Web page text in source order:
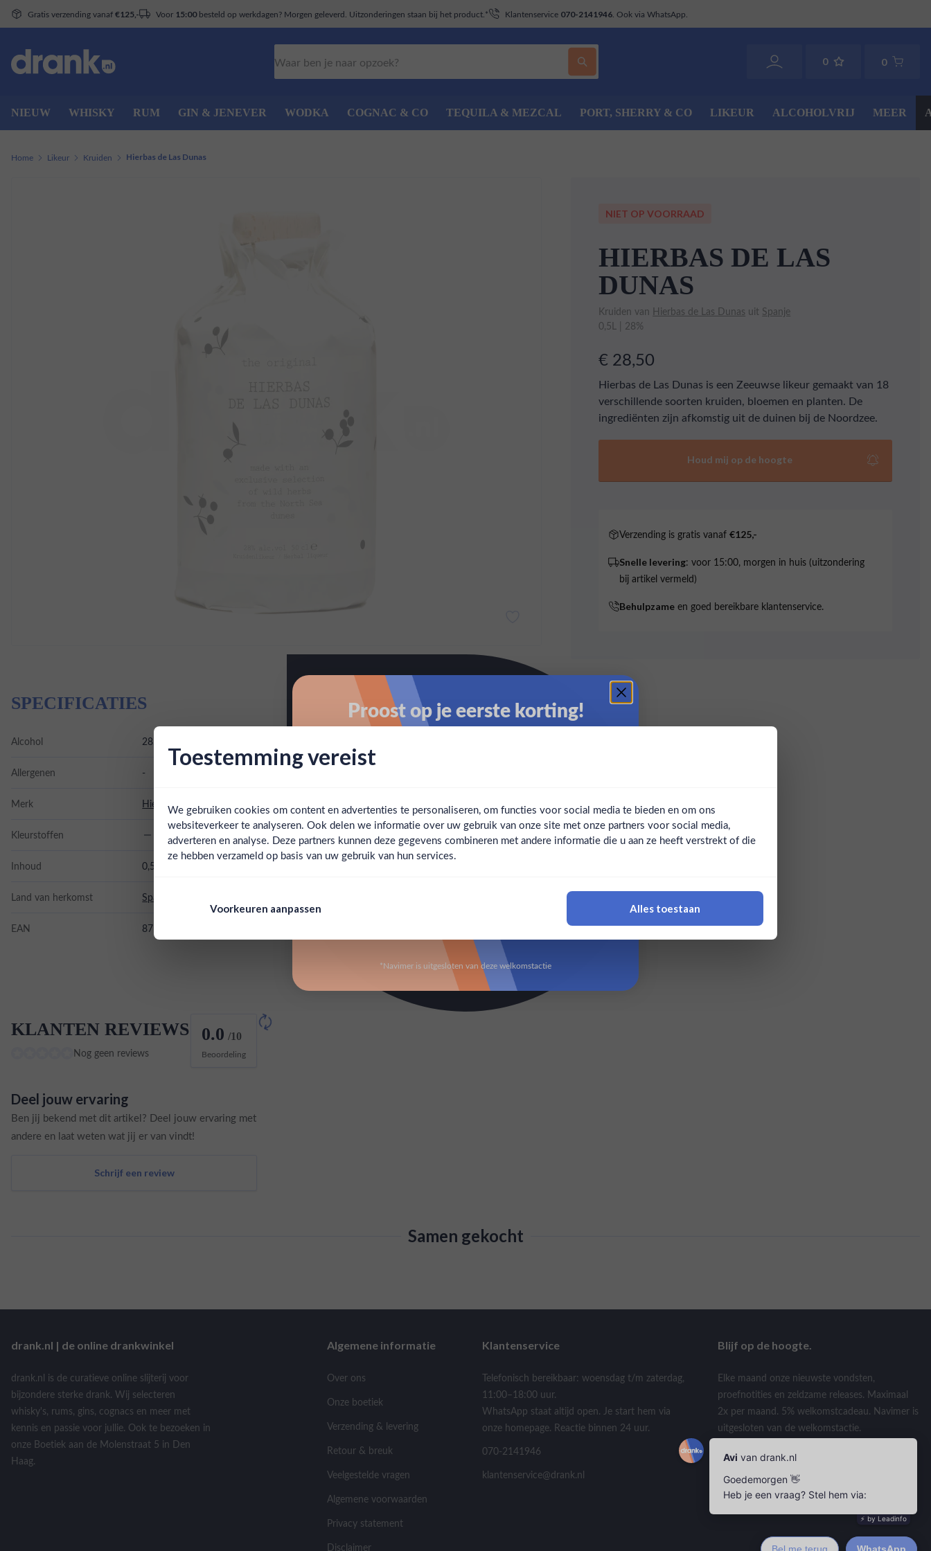
Gratis verzending vanaf €125,- Voor 15:00besteld op werkdagen? Morgen geleverd. Uitzonderingen staan bij het product.* Klantenservice 070-2141946 . Ook via WhatsApp.
0 0
NIEUW WHISKY RUM GIN & JENEVER WODKA COGNAC & CO TEQUILA & MEZCAL PORT, SHERRY & CO LIKEUR ALCOHOLVRIJ MEER
Ben jij 18 jaar of ouder?
Home Likeur Kruiden Hierbas de Las Dunas
NIET OP VOORRAAD
HIERBAS DE LAS
DUNAS
Kruiden van Hierbas de Las Dunas uit Spanje
0,5L | 28%
€ 28,50
Hierbas de Las Dunas is een Zeeuwse likeur gemaakt van 18
verschillende soorten kruiden, bloemen en planten. De
ingrediënten zijn afkomstig uit de duinen bij de Noordzee.
Houd mij op de hoogte
Verzending is gratis vanaf€125,-
Snelle levering: voor 15:00, morgen in huis (uitzondering
bij artikel vermeld)
Behulpzame en goed bereikbare klantenservice.
SPECIFICATIES
Alcohol 28.00%
Allergenen -
Merk Hierbas de Las Dunas
Kleurstoffen
Inhoud 0,5L
Land van herkomst Spanje
EAN 8710631120320
KLANTEN REVIEWS
Nog geen reviews
0.0 /10
Beoordeling
Deel jouw ervaring
Ben jij bekend met dit artikel? Deel jouw ervaring met
andere en laat weten wat jij er van vindt!
Schrijf een review
Samen gekocht
drank.nl | de online drankwinkel
drank.nl is de curatieve online slijterij voor
bijzondere sterke drank. Wij selecteren
whisky's, rums, gins, cognacs en meer met
kennis en passie voor jullie. Ook te bezoeken in
onze Boetiek aan de Molenstraat 5 in Den
Haag.
Algemene informatie
Over ons
Onze boetiek
Verzending & levering
Retour & breuk
Veelgestelde vragen
Algemene voorwaarden
Privacy statement
Disclaimer
Klantenservice
Telefonisch bereikbaar: woensdag t/m zaterdag,
11:00–18:00 uur.
WhatsApp staat altijd open. Je start hem via
onze homepage. Reactie binnen 24 uur.
070-2141946
klantenservice@drank.nl
Blijf op de hoogte.
Elke maand onze nieuwste vondsten,
proefnotities en zeldzame releases. Maximaal
2x per maand. 5% welkomstcadeau. Navimer is
uitgesloten van de welkomstactie.
Toestemming vereist
We gebruiken cookies om content en advertenties te personaliseren, om functies voor social media te bieden en om ons
websiteverkeer te analyseren. Ook delen we informatie over uw gebruik van onze site met onze partners voor social media,
adverteren en analyse. Deze partners kunnen deze gegevens combineren met andere informatie die u aan ze heeft verstrekt of die
ze hebben verzameld op basis van uw gebruik van hun services.
Voorkeuren aanpassen Alles toestaan
Proost op je eerste korting!
Claim mijn korting
*Navimer is uitgesloten van deze welkomstactie